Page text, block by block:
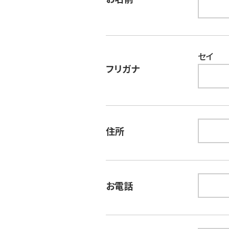
フリガナ
セイ
住所
お電話